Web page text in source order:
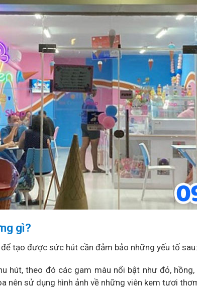
gì?
tạo được sức hút cần đảm bảo những yếu tố sau:
hút, theo đó các gam màu nổi bật như đỏ,
nên sử dụng hình ảnh về những viên kem tươi